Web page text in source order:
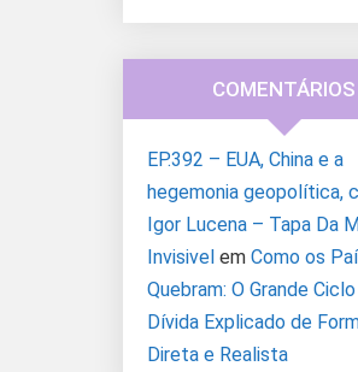
COMENTÁRIOS
EP.392 – EUA, China e a
hegemonia geopolítica,
Igor Lucena – Tapa Da
Invisivel em Como os
Quebram: O Grande
Dívida Explicado de
Direta e Realista